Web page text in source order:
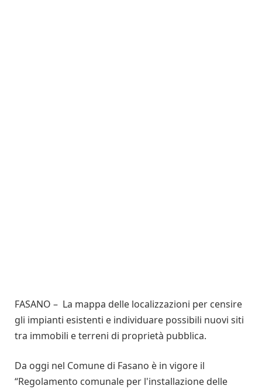
FASANO – La mappa delle localizzazioni per censire
gli impianti esistenti e individuare possibili nuovi siti
tra immobili e terreni di proprietà pubblica.
Da oggi nel Comune di Fasano è in vigore il
“Regolamento comunale per l'installazione delle